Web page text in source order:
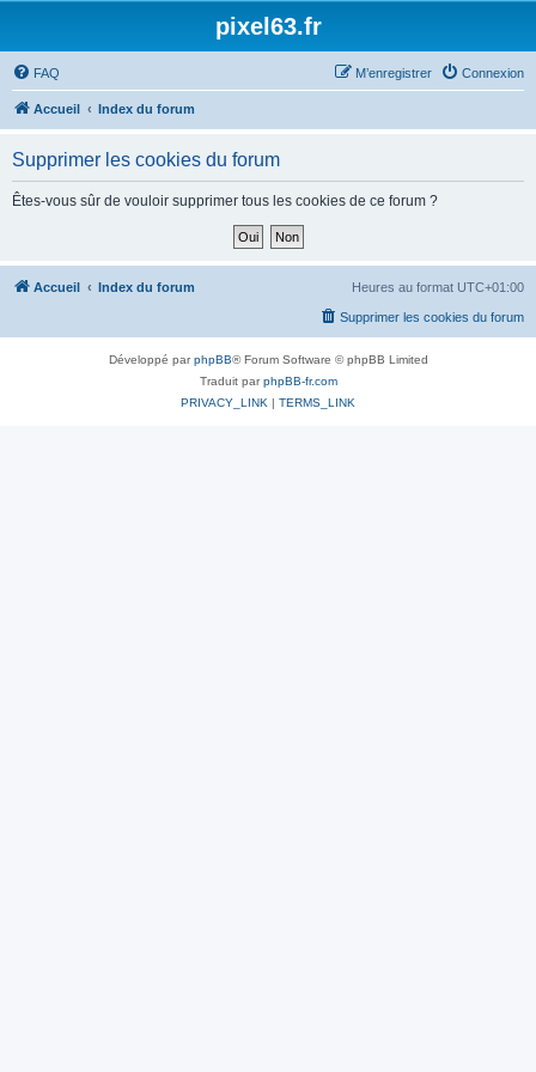
pixel63.fr
FAQ Connexion
M’enregistrer
Accueil Index du forum
Supprimer les cookies du forum
Êtes-vous sûr de vouloir supprimer tous les cookies de ce forum ?
Accueil Index du forum Heures au format UTC+01:00
Supprimer les cookies du forum
Développé parphpBB® Forum Software © phpBB Limited
Traduit parphpBB-fr.com
PRIVACY_LINK | TERMS_LINK